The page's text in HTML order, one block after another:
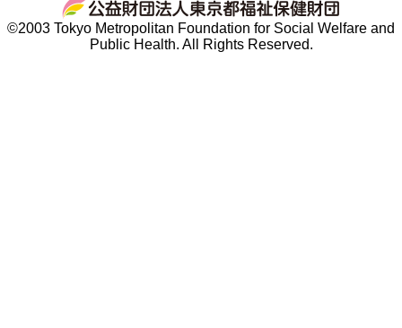
©2003 Tokyo Metropolitan Foundation for Social Welfare and
Public Health. All Rights Reserved.